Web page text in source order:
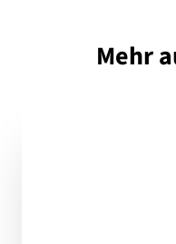
Mehr